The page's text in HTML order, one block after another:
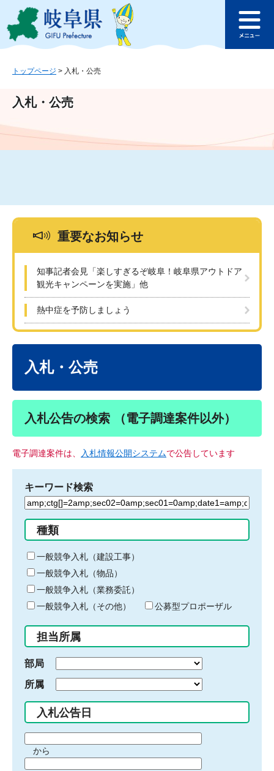
ジ
ュ
文
このページの本文へ
ュ
トップページ > 入札・公売
入札・公売
重要なお知らせ
知事記者会見「楽しすぎるぞ岐阜！岐阜県アウトドア
観光キャンペーンを実施」他
熱中症を予防しましょう
入札・公売
入札公告の検索 （電子調達案件以外）
電子調達案件は、 入札情報公開システムで公告しています
キーワード検索
検
る
キ
ー
ワ
ー
ド
入
力
種類
一般競争入札（建設工事）
一般競争入札（物品）
一般競争入札（業務委託）
一般競争入札（その他）
公募型プロポーザル
担当所属
部局
所属
入札公告日
間から